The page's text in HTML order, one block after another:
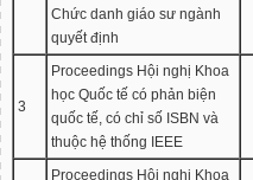
Chức danh giáo sư ngành
quyết định
3
Proceedings Hội nghị Khoa
học Quốc tế có phản biện
quốc tế, có chỉ số ISBN và
thuộc hệ thống IEEE
Proceedings Hội nghị Khoa